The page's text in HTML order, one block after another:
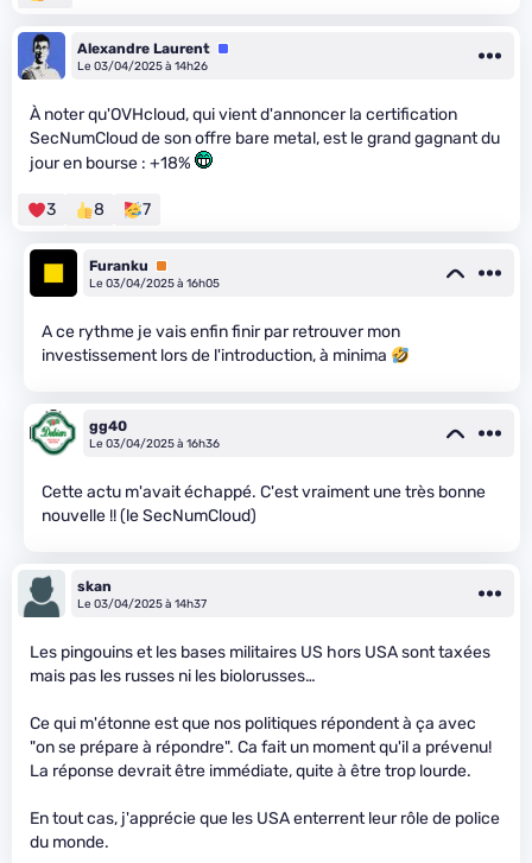
Alexandre Laurent Équipe
Le 03/04/2025 à 14h26
À noter qu'OVHcloud, qui vient d'annoncer la certification
SecNumCloud de son offre bare metal, est le grand gagnant du
jour en bourse : +18%
3 8 7
Furanku
Premium
Le 03/04/2025 à 16h05
A ce rythme je vais enfin finir par retrouver mon
investissement lors de l'introduction, à minima
gg40
Le 03/04/2025 à 16h36
Cette actu m'avait échappé. C'est vraiment une très bonne
nouvelle !! (le SecNumCloud)
skan
Le 03/04/2025 à 14h37
Les pingouins et les bases militaires US hors USA sont taxées
mais pas les russes ni les biolorusses…
Ce qui m'étonne est que nos politiques répondent à ça avec
"on se prépare à répondre". Ca fait un moment qu'il a prévenu!
La réponse devrait être immédiate, quite à être trop lourde.
En tout cas, j'apprécie que les USA enterrent leur rôle de police
du monde.